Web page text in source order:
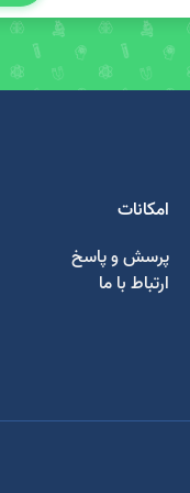
امکانات
پرسش و پاسخ
ارتباط با ما